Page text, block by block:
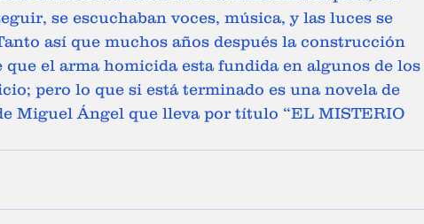
se escuchaban voces, música, y las luces se
así que muchos años después la construcción
el arma homicida esta fundida en algunos de
pero lo que si está terminado es una novela de
Miguel Ángel que lleva por título “EL MISTERIO